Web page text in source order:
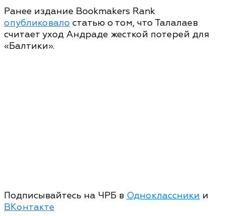
Ранее издание Bookmakers Rank
опубликовало статью о том, что Талалаев
считает уход Андраде жесткой потерей для
«Балтики».
Подписывайтесь на ЧРБ в Одноклассники и
ВКонтакте